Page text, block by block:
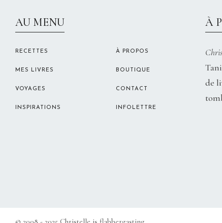
AU MENU
RECETTES
MES LIVRES
VOYAGES
INSPIRATIONS
À PROPOS
BOUTIQUE
CONTACT
INFOLETTRE
À
de